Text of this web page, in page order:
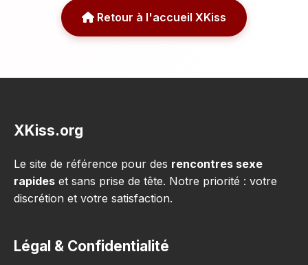
Retour à l'accueil XKiss
XKiss.org
Le site de référence pour des rencontres sexe
rapides et sans prise de tête. Notre priorité : votre
discrétion et votre satisfaction.
Légal & Confidentialité